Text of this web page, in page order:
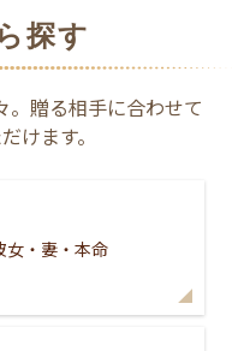
探す
。贈る相手に合わせて
けます。
女・妻・本命